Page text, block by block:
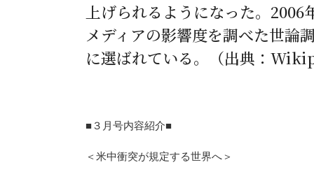
上げられるようになった。
メディアの影響度を調べた世論
に選ばれている。（出典：
■３月号内容紹介■
＜米中衝突が規定する世界へ＞